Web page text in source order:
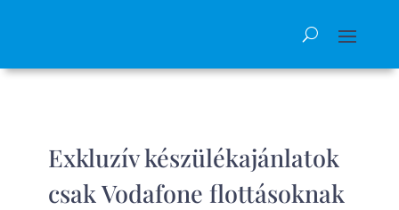
Exkluzív készülékajánlatok
csak Vodafone flottásoknak